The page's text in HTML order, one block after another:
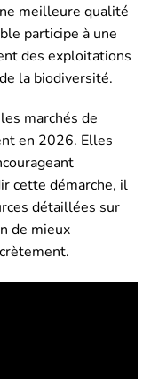
meilleure qualité
participe à une
des exploitations
la biodiversité.
marchés de
en 2026. Elles
cette démarche, il
détaillées sur
de mieux